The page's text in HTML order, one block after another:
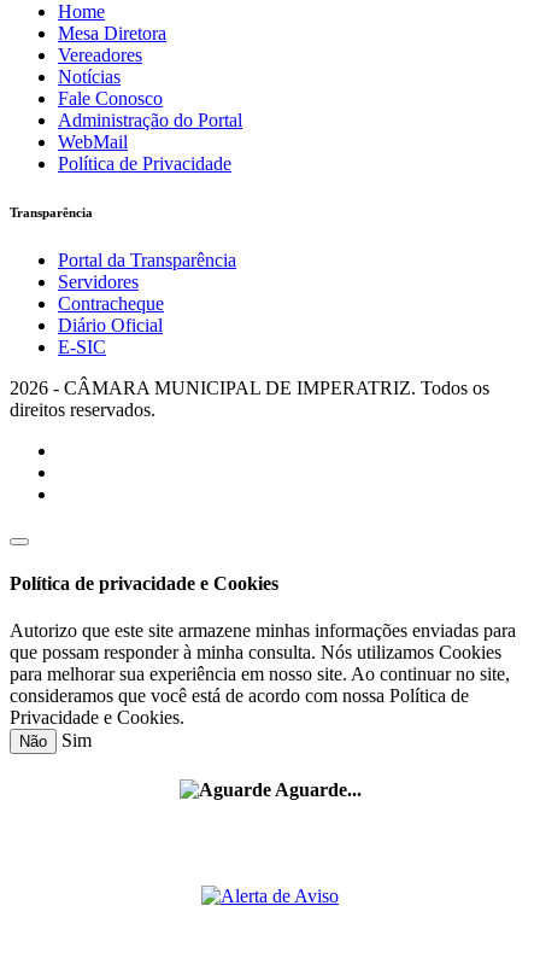
Home
Mesa Diretora
Vereadores
Notícias
Fale Conosco
Administração do Portal
WebMail
Política de Privacidade
Transparência
Portal da Transparência
Servidores
Contracheque
Diário Oficial
E-SIC
2026 - CÂMARA MUNICIPAL DE IMPERATRIZ. Todos os
direitos reservados.
Política de privacidade e Cookies
Autorizo que este site armazene minhas informações enviadas para
que possam responder à minha consulta. Nós utilizamos Cookies
para melhorar sua experiência em nosso site. Ao continuar no site,
consideramos que você está de acordo com nossa Política de
Privacidade e Cookies.
Não Sim
Aguarde...